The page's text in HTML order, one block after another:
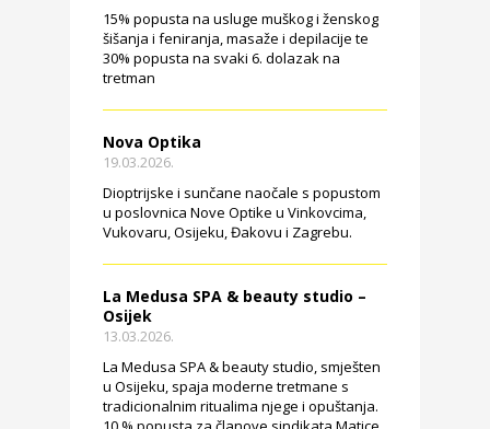
15% popusta na usluge muškog i ženskog
šišanja i feniranja, masaže i depilacije te
30% popusta na svaki 6. dolazak na
tretman
Nova Optika
19.03.2026.
Dioptrijske i sunčane naočale s popustom
u poslovnica Nove Optike u Vinkovcima,
Vukovaru, Osijeku, Đakovu i Zagrebu.
La Medusa SPA & beauty studio –
Osijek
13.03.2026.
La Medusa SPA & beauty studio, smješten
u Osijeku, spaja moderne tretmane s
tradicionalnim ritualima njege i opuštanja.